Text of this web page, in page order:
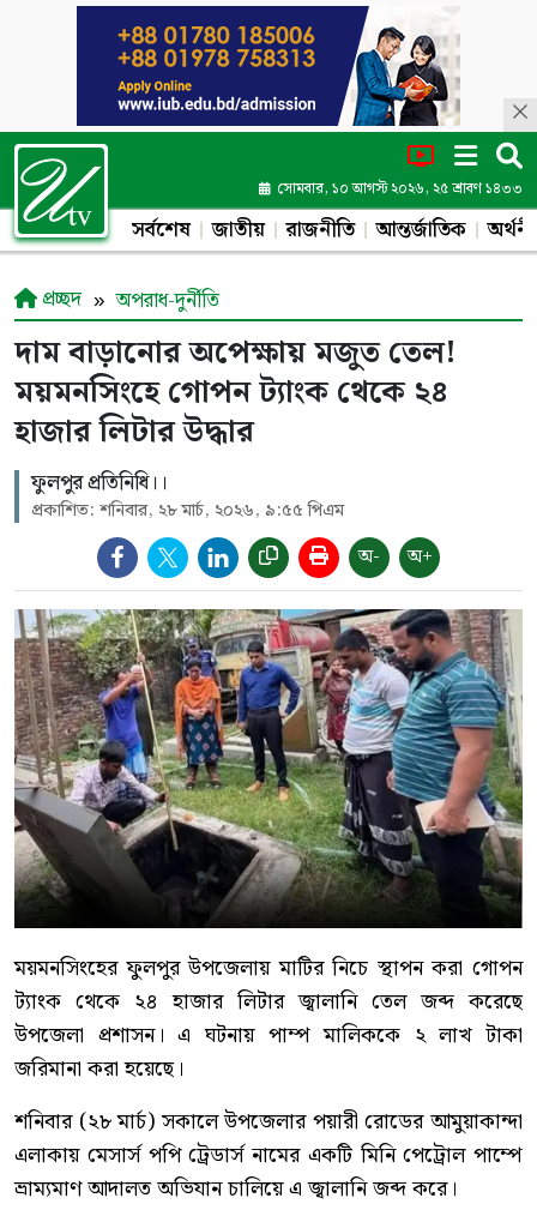
সোমবার, ১০ আগস্ট ২০২৬, ২৫ শ্রাবণ ১৪৩৩
সর্বশেষ জাতীয় রাজনীতি আন্তর্জাতিক
প্রচ্ছদ অপরাধ-দুর্নীতি
দাম বাড়ানোর অপেক্ষায় মজুত তেল!
ময়মনসিংহে গোপন ট্যাংক থেকে ২৪
হাজার লিটার উদ্ধার
ফুলপুর প্রতিনিধি।।
প্রকাশিত: শনিবার, ২৮ মার্চ, ২০২৬, ৯:৫৫ পিএম
অ- অ+
ময়মনসিংহের ফুলপুর উপজেলায় মাটির নিচে স্থাপন করা গোপন
ট্যাংক থেকে ২৪ হাজার লিটার জ্বালানি তেল জব্দ করেছে
উপজেলা প্রশাসন। এ ঘটনায় পাম্প মালিককে ২ লাখ টাকা
জরিমানা করা হয়েছে।
শনিবার (২৮ মার্চ) সকালে উপজেলার পয়ারী রোডের আমুয়াকান্দা
এলাকায় মেসার্স পপি ট্রেডার্স নামের একটি মিনি পেট্রোল পাম্পে
ভ্রাম্যমাণ আদালত অভিযান চালিয়ে এ জ্বালানি জব্দ করে।